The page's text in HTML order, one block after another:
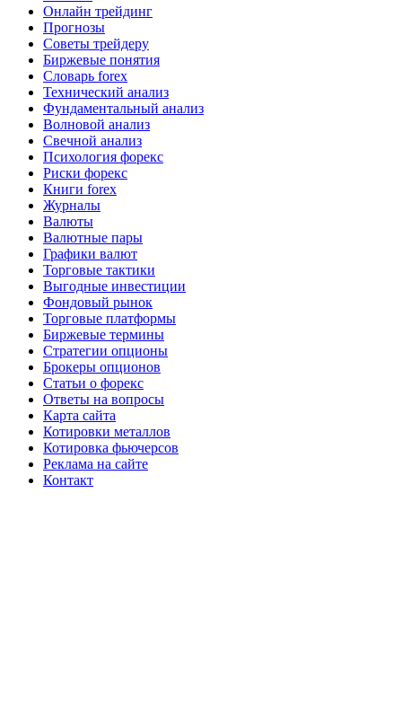
Онлайн трейдинг
Прогнозы
Советы трейдеру
Биржевые понятия
Словарь forex
Технический анализ
Фундаментальный анализ
Волновой анализ
Свечной анализ
Психология форекс
Риски форекс
Книги forex
Журналы
Валюты
Валютные пары
Графики валют
Торговые тактики
Выгодные инвестиции
Фондовый рынок
Торговые платформы
Биржевые термины
Стратегии опционы
Брокеры опционов
Статьи о форекс
Ответы на вопросы
Карта сайта
Котировки металлов
Котировка фьючерсов
Реклама на сайте
Контакт